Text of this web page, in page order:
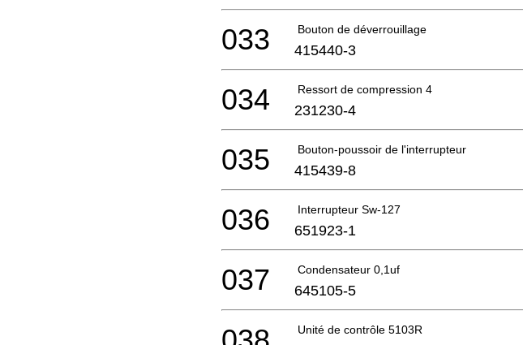
Bouton de déverrouillage
033 415440-3
Ressort de compression 4
034 231230-4
Bouton-poussoir de l'interrupteur
035 415439-8
Interrupteur Sw-127
036 651923-1
Condensateur 0,1uf
037 645105-5
Unité de contrôle 5103R